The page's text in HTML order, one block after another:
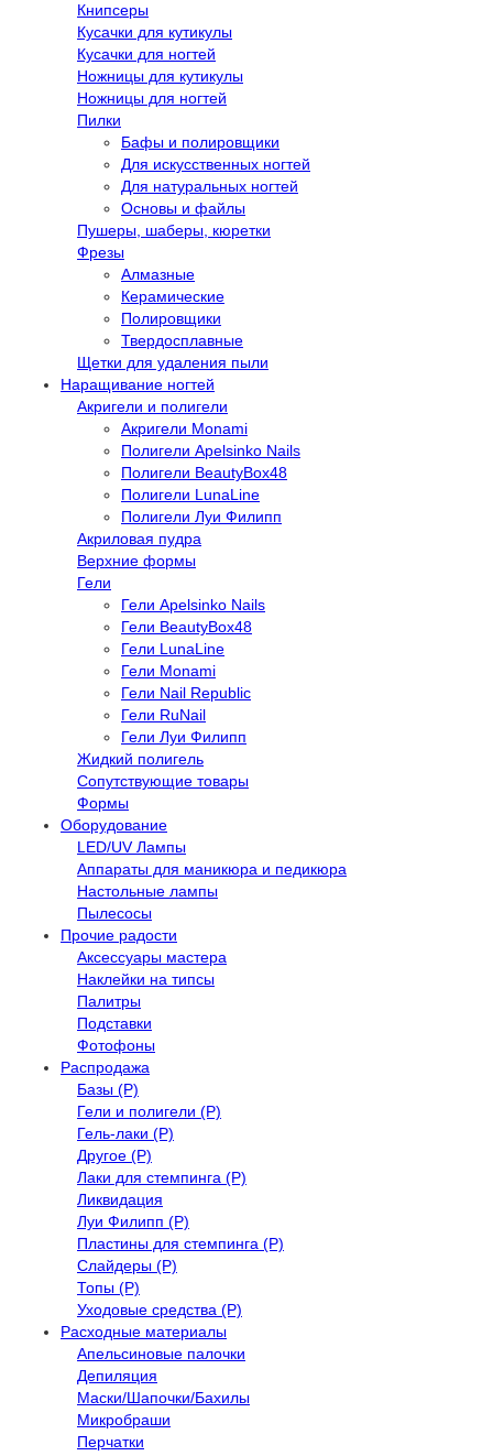
Книпсеры
Кусачки для кутикулы
Кусачки для ногтей
Ножницы для кутикулы
Ножницы для ногтей
Пилки
Бафы и полировщики
Для искусственных ногтей
Для натуральных ногтей
Основы и файлы
Пушеры, шаберы, кюретки
Фрезы
Алмазные
Керамические
Полировщики
Твердосплавные
Щетки для удаления пыли
Наращивание ногтей
Акригели и полигели
Акригели Monami
Полигели Apelsinko Nails
Полигели BeautyBox48
Полигели LunaLine
Полигели Луи Филипп
Акриловая пудра
Верхние формы
Гели
Гели Apelsinko Nails
Гели BeautyBox48
Гели LunaLine
Гели Monami
Гели Nail Republic
Гели RuNail
Гели Луи Филипп
Жидкий полигель
Сопутствующие товары
Формы
Оборудование
LED/UV Лампы
Аппараты для маникюра и педикюра
Настольные лампы
Пылесосы
Прочие радости
Аксессуары мастера
Наклейки на типсы
Палитры
Подставки
Фотофоны
Распродажа
Базы (Р)
Гели и полигели (Р)
Гель-лаки (Р)
Другое (Р)
Лаки для стемпинга (Р)
Ликвидация
Луи Филипп (Р)
Пластины для стемпинга (Р)
Слайдеры (Р)
Топы (Р)
Уходовые средства (Р)
Расходные материалы
Апельсиновые палочки
Депиляция
Маски/Шапочки/Бахилы
Микробраши
Перчатки